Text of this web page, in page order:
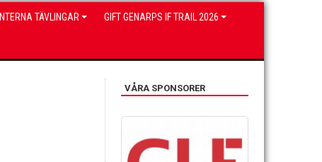
INTERNA TÄVLINGAR GIFT GENARPS IF TRAIL 2026
VÅRA SPONSORER